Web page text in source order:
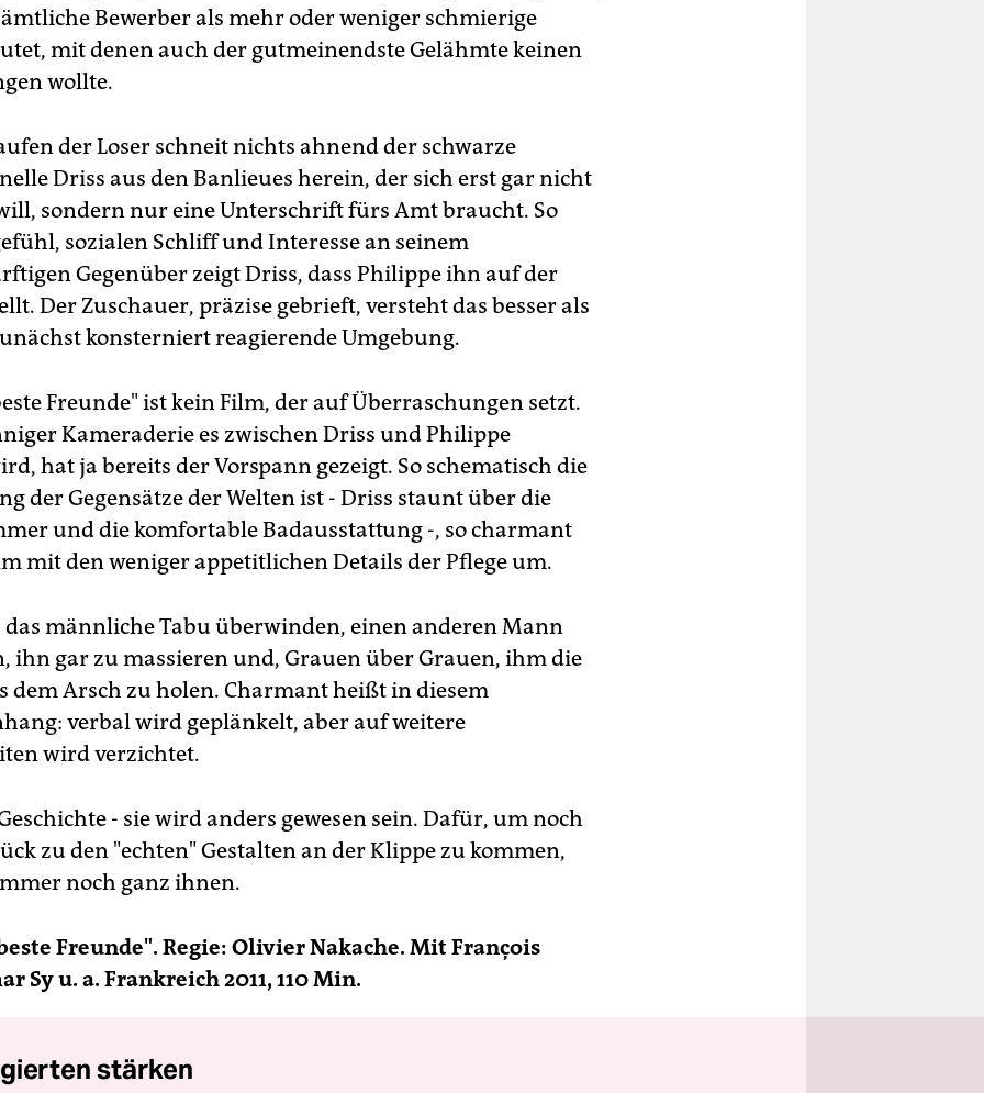
Bewerber als mehr oder weniger schmierige
mit denen auch der gutmeinendste Gelähmte keinen
wollte.
der Loser schneit nichts ahnend der schwarze
Driss aus den Banlieues herein, der sich erst gar nicht
sondern nur eine Unterschrift fürs Amt braucht. So
sozialen Schliff und Interesse an seinem
Gegenüber zeigt Driss, dass Philippe ihn auf der
Der Zuschauer, präzise gebrieft, versteht das besser als
konsterniert reagierende Umgebung.
Freunde" ist kein Film, der auf Überraschungen setzt.
Kameraderie es zwischen Driss und Philippe
hat ja bereits der Vorspann gezeigt. So schematisch die
der Gegensätze der Welten ist - Driss staunt über die
und die komfortable Badausstattung -, so charmant
mit den weniger appetitlichen Details der Pflege um.
das männliche Tabu überwinden, einen anderen Mann
ihn gar zu massieren und, Grauen über Grauen, ihm die
dem Arsch zu holen. Charmant heißt in diesem
verbal wird geplänkelt, aber auf weitere
wird verzichtet.
- sie wird anders gewesen sein. Dafür, um noch
zu den "echten" Gestalten an der Klippe zu kommen,
noch ganz ihnen.
Freunde". Regie: Olivier Nakache. Mit François
Sy u. a. Frankreich 2011, 110 Min.
stärken